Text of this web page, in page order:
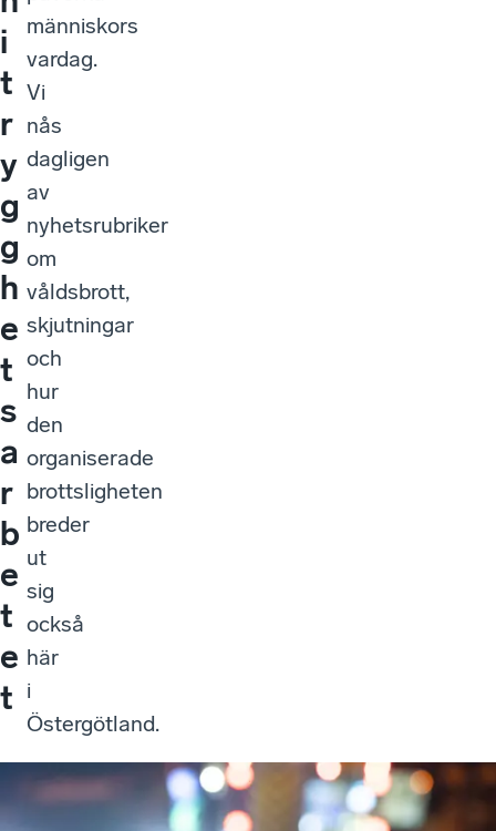
i
t
r
y
g
g
h
e
t
s
a
r
b
e
t
e
t
människors
vardag.
Vi
nås
dagligen
av
nyhetsrubriker
om
våldsbrott,
skjutningar
och
hur
den
organiserade
brottsligheten
breder
ut
sig
också
här
i
Östergötland.